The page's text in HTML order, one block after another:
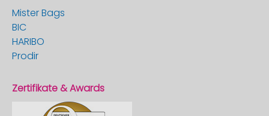
Mister Bags
BIC
HARIBO
Prodir
Zertifikate & Awards